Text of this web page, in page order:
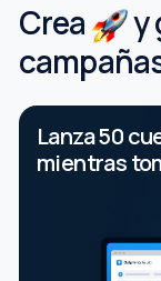
Crea
y
Lanza 50
mientras